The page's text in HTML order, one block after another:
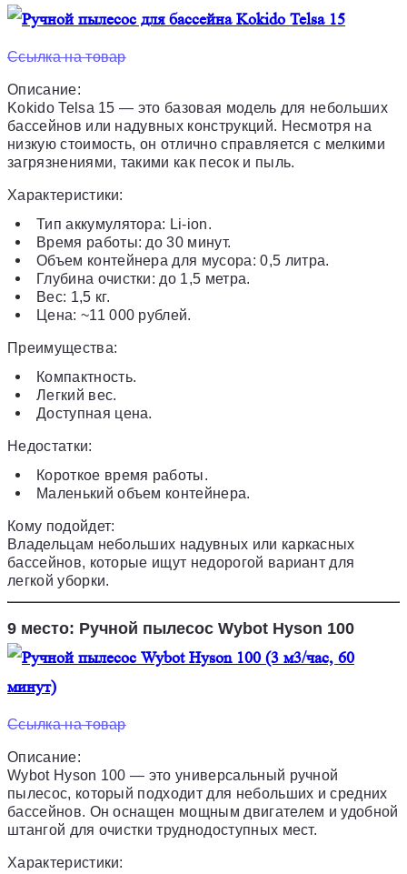
Ссылка на товар
Описание:
Kokido Telsa 15 — это базовая модель для небольших
бассейнов или надувных конструкций. Несмотря на
низкую стоимость, он отлично справляется с мелкими
загрязнениями, такими как песок и пыль.
Характеристики:
Тип аккумулятора: Li-ion.
Время работы: до 30 минут.
Объем контейнера для мусора: 0,5 литра.
Глубина очистки: до 1,5 метра.
Вес: 1,5 кг.
Цена: ~11 000 рублей.
Преимущества:
Компактность.
Легкий вес.
Доступная цена.
Недостатки:
Короткое время работы.
Маленький объем контейнера.
Кому подойдет:
Владельцам небольших надувных или каркасных
бассейнов, которые ищут недорогой вариант для
легкой уборки.
9 место: Ручной пылесос Wybot Hyson 100
Ссылка на товар
Описание:
Wybot Hyson 100 — это универсальный ручной
пылесос, который подходит для небольших и средних
бассейнов. Он оснащен мощным двигателем и удобной
штангой для очистки труднодоступных мест.
Характеристики: